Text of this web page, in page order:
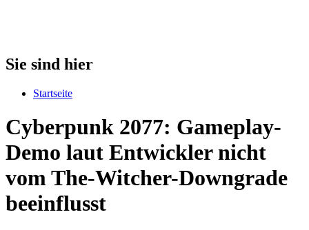
Sie sind hier
Startseite
Cyberpunk 2077: Gameplay-
Demo laut Entwickler nicht
vom The-Witcher-Downgrade
beeinflusst